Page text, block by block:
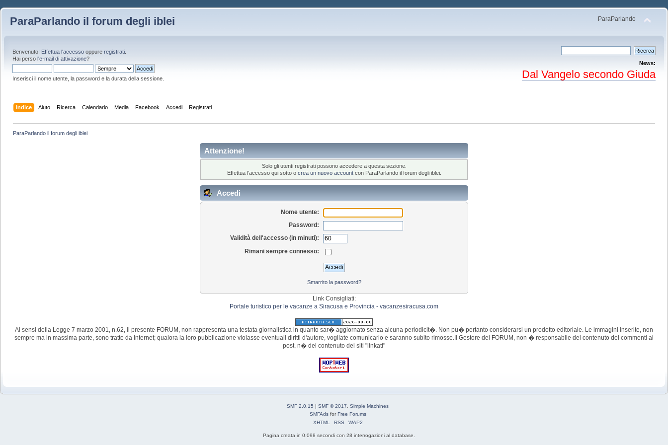
ParaParlando il forum degli iblei ParaParlando
Benvenuto! Effettua l'accesso oppure registrati
Hai perso l'e-mail di attivazione?
Inserisci il nome utente, la password e la durata della sessione.
News:
Dal Vangelo secondo Giuda
Indice Aiuto Ricerca Calendario Media Facebook Accedi Registrati
ParaParlando il forum degli iblei
Attenzione!
Solo gli utenti registrati possono accedere a questa sezione.
Effettua l'accesso qui sotto o crea un nuovo accountcon ParaParlando il forum degli iblei.
Accedi
Nome utente:
Password:
Validità dell'accesso (in minuti):
Rimani sempre connesso:
Smarrito la password?
Link Consigliati:
Portale turistico per le vacanze a Siracusa e Provincia - vacanzesiracusa.com
Ai sensi della Legge 7 marzo 2001, n.62, il presente FORUM, non rappresenta una testata giornalistica in quanto sar� aggiornato senza alcuna periodicit�. Non pu� pertanto considerarsi un prodotto editoriale. Le immagini inserite, non
sempre ma in massima parte, sono tratte da Internet; qualora la loro pubblicazione violasse eventuali diritti d'autore, vogliate comunicarlo e saranno subito rimosse.Il Gestore del FORUM, non � responsabile del contenuto dei commenti ai
post, n� del contenuto dei siti "linkati"
SMF 2.0.15 | SMF © 2017
Simple Machines
SMFAdsforFree Forums
XHTML
RSS WAP2
Pagina creata in 0.098 secondi con 28 interrogazioni al database.